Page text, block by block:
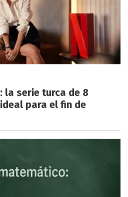
la serie turca de 8
para el fin de